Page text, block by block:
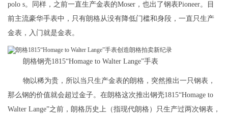
polo s。同样，之前一直生产金表的Moser，也出了钢表Pioneer。目
前主流豪华手表中，只有朗格从没有降低门槛和身段，一直只生产
金表，入门就是金表。
朗格钢壳1815“Homage to Walter Lange”手表
物以稀为贵，所以当只生产金表的朗格，突然推出一只钢表，
那么钢的价值就会超过金子。在朗格这次推出钢壳1815“Homage to
Walter Lange”之前，朗格历史上（指现代朗格）只生产过两次钢表，